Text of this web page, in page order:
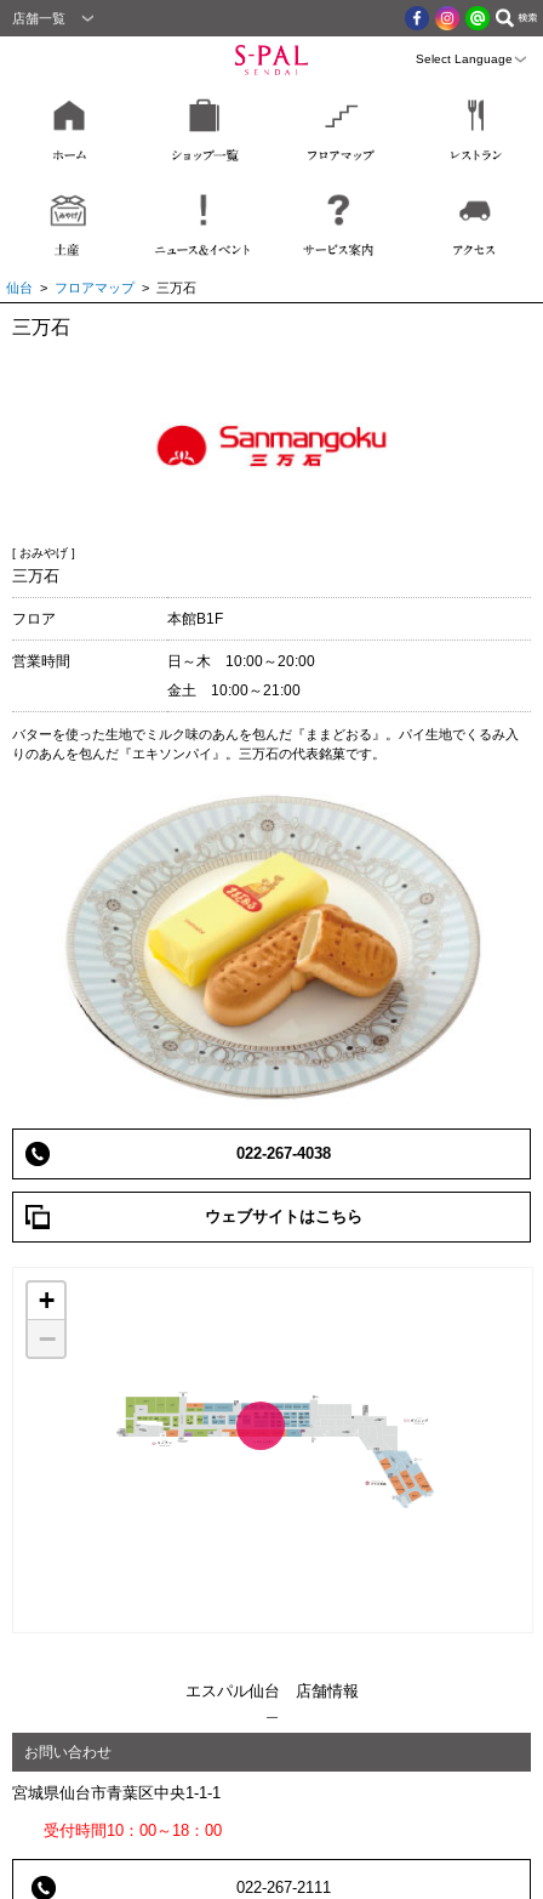
店舗一覧
仙台 > フロアマップ> 三万石
三万石
[ おみやげ ]
三万石
フロア 本館B1F
営業時間
日～木 10:00～20:00
金土 10:00～21:00
バターを使った生地でミルク味のあんを包んだ『ままどおる』。パイ生地でくるみ入
りのあんを包んだ『エキソンパイ』。三万石の代表銘菓です。
022-267-4038
ウェブサイトはこちら
+
−
エスパル仙台 店舗情報
お問い合わせ
宮城県仙台市青葉区中央1-1-1
受付時間10：00～18：00
022-267-2111